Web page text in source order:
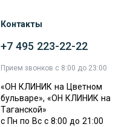
Контакты
+7 495 223-22-22
Прием звонков с 8:00 до 23:00
«ОН КЛИНИК на Цветном
бульваре», «ОН КЛИНИК на
Таганской»
с Пн по Вс с 8:00 до 21:00